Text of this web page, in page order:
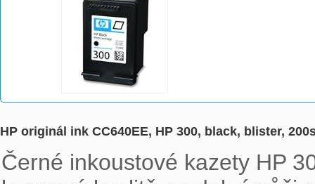
HP originál ink CC640EE, HP 300, black, blister,
Černé inkoustové kazety HP